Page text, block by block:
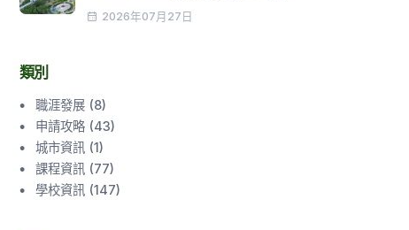
2026年07月27日
類別
職涯發展(8)
申請攻略(43)
城市資訊 (1)
課程資訊 (77)
學校資訊 (147)